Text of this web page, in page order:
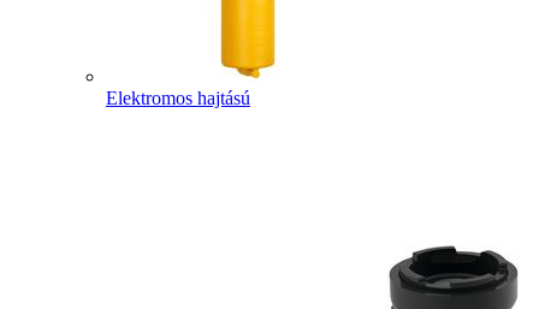
Elektromos hajtású